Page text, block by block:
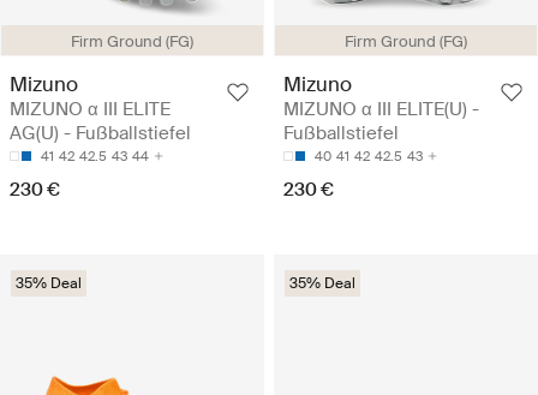
Firm Ground (FG)
Mizuno
MIZUNO α III ELITE
AG(U) - Fußballstiefel
41 42 42.5 43 44
230 €
Firm Ground (FG)
Mizuno
MIZUNO α III ELITE(U) -
Fußballstiefel
40 41 42 42.5 43
230 €
35% Deal 35% Deal